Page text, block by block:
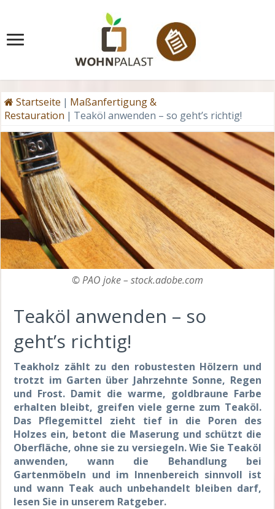
Startseite | Maßanfertigung &
Restauration | Teaköl anwenden – so geht’s richtig!
© PAO joke – stock.adobe.com
Teaköl anwenden – so
geht’s richtig!
Teakholz zählt zu den robustesten Hölzern und
trotzt im Garten über Jahrzehnte Sonne, Regen
und Frost. Damit die warme, goldbraune Farbe
erhalten bleibt, greifen viele gerne zum Teaköl.
Das Pflegemittel zieht tief in die Poren des
Holzes ein, betont die Maserung und schützt die
Oberfläche, ohne sie zu versiegeln. Wie Sie Teaköl
anwenden, wann die Behandlung bei
Gartenmöbeln und im Innenbereich sinnvoll ist
und wann Teak auch unbehandelt bleiben darf,
lesen Sie in unserem Ratgeber.